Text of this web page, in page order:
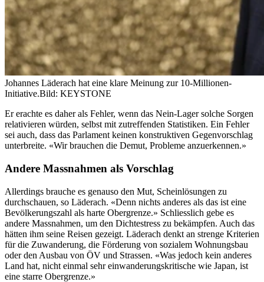
Johannes Läderach hat eine klare Meinung zur 10-Millionen-
Initiative.Bild: KEYSTONE
Er erachte es daher als Fehler, wenn das Nein-Lager solche Sorgen
relativieren würden, selbst mit zutreffenden Statistiken. Ein Fehler
sei auch, dass das Parlament keinen konstruktiven Gegenvorschlag
unterbreite. «Wir brauchen die Demut, Probleme anzuerkennen.»
Andere Massnahmen als Vorschlag
Allerdings brauche es genauso den Mut, Scheinlösungen zu
durchschauen, so Läderach. «Denn nichts anderes als das ist eine
Bevölkerungszahl als harte Obergrenze.» Schliesslich gebe es
andere Massnahmen, um den Dichtestress zu bekämpfen. Auch das
hätten ihm seine Reisen gezeigt. Läderach denkt an strenge Kriterien
für die Zuwanderung, die Förderung von sozialem Wohnungsbau
oder den Ausbau von ÖV und Strassen. «Was jedoch kein anderes
Land hat, nicht einmal sehr einwanderungskritische wie Japan, ist
eine starre Obergrenze.»